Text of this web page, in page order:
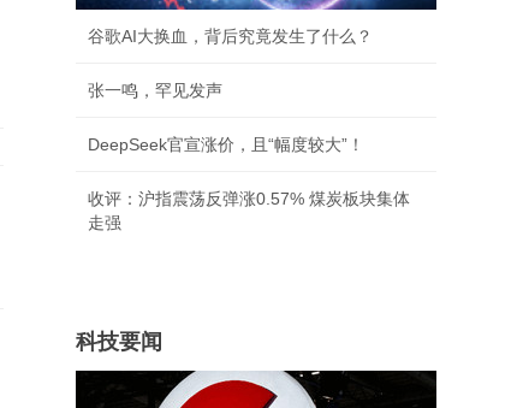
谷歌AI大换血，背后究竟发生了什么？
张一鸣，罕见发声
DeepSeek官宣涨价，且“幅度较大”！
收评：沪指震荡反弹涨0.57% 煤炭板块集体
走强
科技要闻